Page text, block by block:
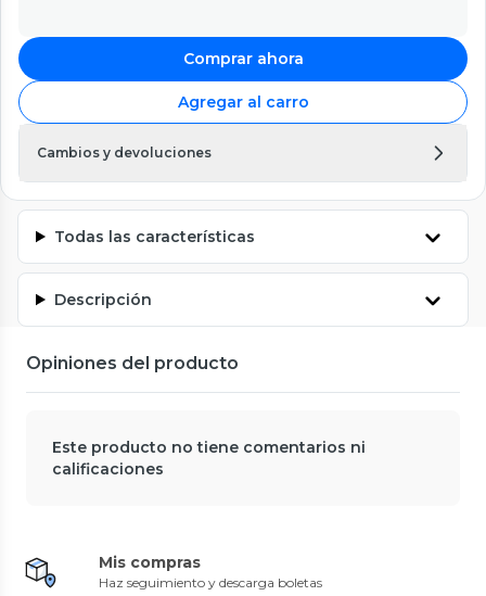
Comprar ahora
Agregar al carro
Cambios y devoluciones
Todas las características
Descripción
Opiniones del producto
Este producto no tiene comentarios ni
calificaciones
Mis compras
Haz seguimiento y descarga boletas